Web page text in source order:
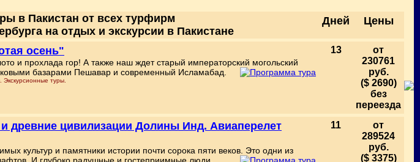
в Пакистан от всех турфирм
на отдых и экскурсии в Пакистане
Дней Цены
осень"
и прохлада гор! А также наш ждет старый императорский могольский
базарами Пешавар и современный Исламабад.
Экскурсионные туры.
13
от
230761
руб.
($ 2690)
без
переезда
древние цивилизации Долины Инд. Авиаперелет
культур и памятники истории почти сорока пяти веков. Это одни из
11
от
289524
руб.
($ 3375)